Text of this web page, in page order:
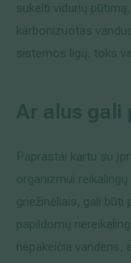
sukelti vidurių
karbonizuotas
sistemos ligų, toks
Ar alus gali
Paprastai kartu su
organizmui
griežinėliais, gali būti
papildomų
nepakeičia vandens,